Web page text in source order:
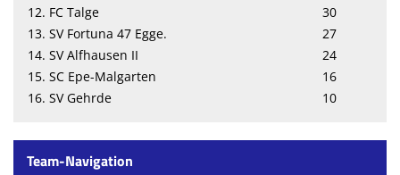
12. FC Talge
30
13. SV Fortuna 47 Egge.
27
14. SV Alfhausen II
24
15. SC Epe-Malgarten
16
16. SV Gehrde
10
Team-Navigation